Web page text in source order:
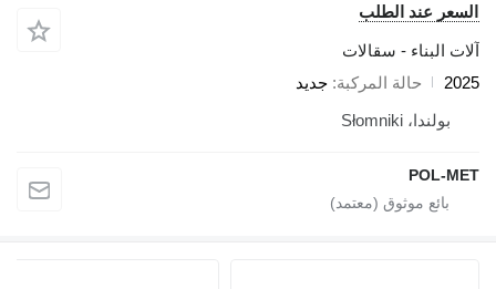
السعر عند الطلب
آلات البناء - سقالات
2025
حالة المركبة جديد
بولندا، Słomniki
POL-MET